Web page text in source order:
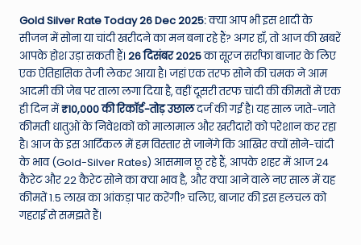
u
n
d
T
h
e
W
o
rl
Gold Silver Rate Today 26 Dec 2025:क्या आप भी इस शादी के
सीजन में सोना या चांदी खरीदने का मन बना रहे हैं? अगर हाँ, तो आज की खबरें
आपके होश उड़ा सकती हैं। 26 दिसंबर 2025का सूरज सर्राफा बाजार के लिए
एक ऐतिहासिक तेजी लेकर आया है। जहां एक तरफ सोने की चमक ने आम
आदमी की जेब पर ताला लगा दिया है, वहीं दूसरी तरफ चांदी की कीमतों में एक
ही दिन में₹10,000 की रिकॉर्ड-तोड़ उछालदर्ज की गई है। यह साल जाते-जाते
कीमती धातुओं के निवेशकों को मालामाल और खरीदारों को परेशान कर रहा
है। आज के इस आर्टिकल में हम विस्तार से जानेंगे कि आखिर क्यों सोने-चांदी
के भाव (Gold-Silver Rates) आसमान छू रहे हैं, आपके शहर में आज 24
कैरेट और 22 कैरेट सोने का क्या भाव है, और क्या आने वाले नए साल में यह
कीमतें 1.5 लाख का आंकड़ा पार करेंगी? चलिए, बाजार की इस हलचल को
गहराई से समझते हैं।